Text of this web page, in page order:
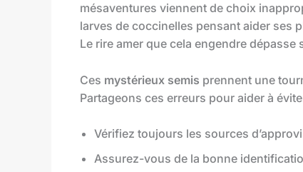
mésaventures viennent de choix
larves de coccinelles pensant aider ses
Le rire amer que cela engendre
Ces mystérieux semis prennent une
Partageons ces erreurs pour aider à
Vérifiez toujours les sources
Assurez-vous de la bonne